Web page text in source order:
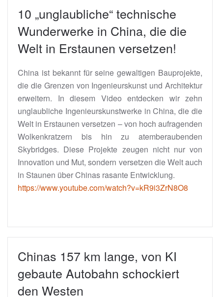
10 „unglaubliche“ technische
Wunderwerke in China, die die
Welt in Erstaunen versetzen!
China ist bekannt für seine gewaltigen Bauprojekte,
die die Grenzen von Ingenieurskunst und Architektur
erweitern. In diesem Video entdecken wir zehn
unglaubliche Ingenieurskunstwerke in China, die die
Welt in Erstaunen versetzen – von hoch aufragenden
Wolkenkratzern bis hin zu atemberaubenden
Skybridges. Diese Projekte zeugen nicht nur von
Innovation und Mut, sondern versetzen die Welt auch
in Staunen über Chinas rasante Entwicklung.
https://www.youtube.com/watch?v=kR9i3ZrN8O8
Chinas 157 km lange, von KI
gebaute Autobahn schockiert
den Westen